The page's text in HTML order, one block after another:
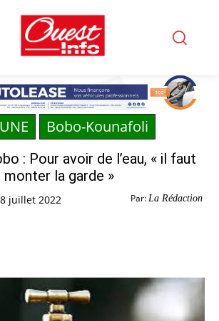
Bobo-Kounafoli
: Pour avoir de l’eau, « il faut
monter la garde »
Par: La Rédaction
juillet 2022